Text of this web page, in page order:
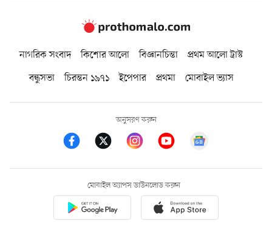
নাগরিক সংবাদ কিশোর আলো বিজ্ঞানচিন্তা
প্রথম আলো ট্রাস্ট
বন্ধুসভা
চিরন্তন ১৯৭১ ইপেপার প্রথমা মোবাইল ভ্যাস
অনুসরণ করুন
মোবাইল অ্যাপস ডাউনলোড করুন